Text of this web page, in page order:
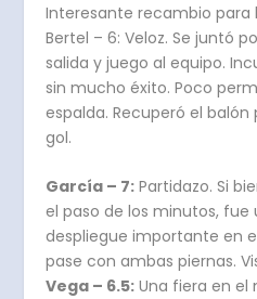
Interesante recambio para
Bertel – 6: Veloz. Se juntó
salida y juego al equipo.
sin mucho éxito. Poco
espalda. Recuperó el
gol.
García – 7: Partidazo. Si
el paso de los minutos,
despliegue importante en
pase con ambas piernas.
Vega – 6.5: Una fiera en el